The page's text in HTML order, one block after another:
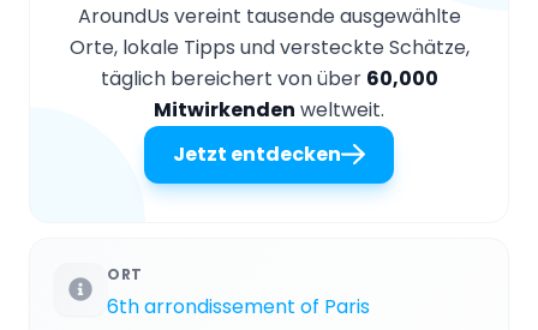
AroundUs vereint tausende ausgewählte
Orte, lokale Tipps und versteckte Schätze,
täglich bereichert von über 60,000
Mitwirkenden weltweit.
Jetzt entdecken
ORT
6th arrondissement of Paris